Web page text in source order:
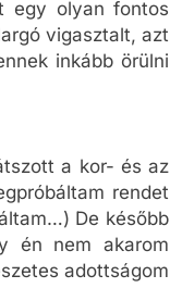
egy olyan fontos
vigasztalt, azt
inkább örülni
a kor- és az
rendet
De később
én nem akarom
adottságom